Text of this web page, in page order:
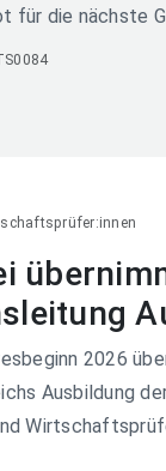
für die nächste
2026
Ausbildung